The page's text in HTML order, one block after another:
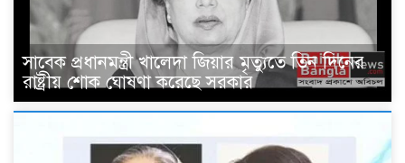
সাবেক প্রধানমন্ত্রী খালেদা জিয়ার মৃত্যুতে তিন দিনের
রাষ্ট্রীয় শোক ঘোষণা করেছে সরকার